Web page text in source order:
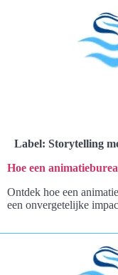
Label: Storytelling
Hoe een
Ontdek hoe een
een onvergetelijke